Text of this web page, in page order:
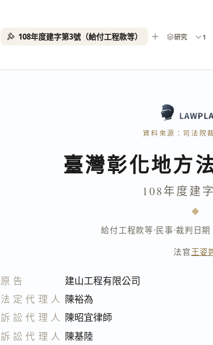
資料來源：司法院
臺灣彰化地方
108年度建
給付工程款等·民事·裁判日
法官王姿
原告
建山工程有限公司
法定代理人 陳裕為
訴訟代理人 陳昭宜律師
訴訟代理人 陳基陸
108年度建字第3號（給付工程款等） 研究 1